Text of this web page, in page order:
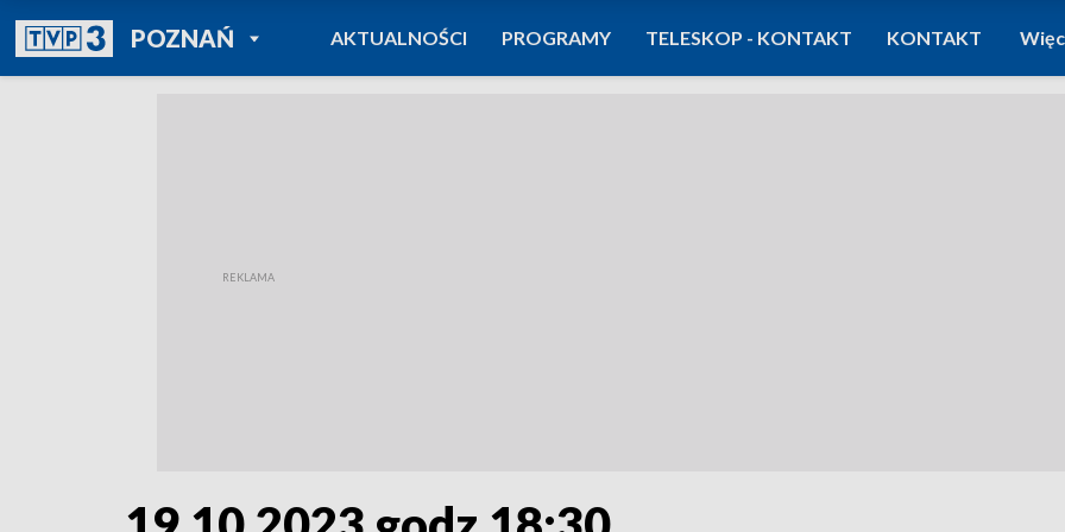
POZNAŃPOWRÓT DO
TVP REGIONY
AKTUALNOŚCI PROGRAMY TELESKOP - KONTAKT KONTAKT